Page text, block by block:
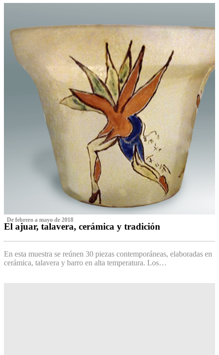
‌ De febrero a mayo de 2018
El ajuar, talavera, cerámica y tradición
En esta muestra se reúnen 30 piezas contemporáneas, elaboradas en
cerámica, talavera y barro en alta temperatura. Los…